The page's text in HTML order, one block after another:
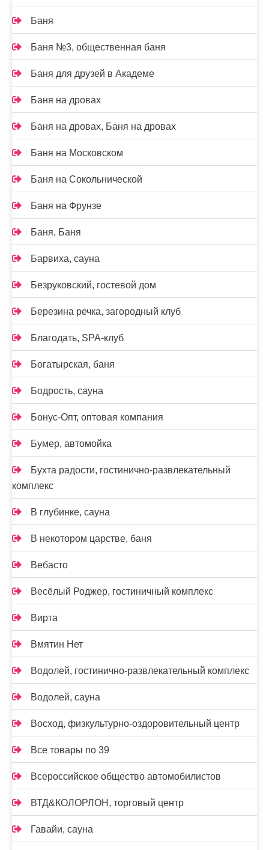
Баня
Баня №3, общественная баня
Баня для друзей в Академе
Баня на дровах
Баня на дровах, Баня на дровах
Баня на Московском
Баня на Сокольнической
Баня на Фрунзе
Баня, Баня
Барвиха, сауна
Безруковский, гостевой дом
Березина речка, загородный клуб
Благодать, SPA-клуб
Богатырская, баня
Бодрость, сауна
Бонус-Опт, оптовая компания
Бумер, автомойка
Бухта радости, гостинично-развлекательный
комплекс
В глубинке, сауна
В некотором царстве, баня
Вебасто
Весёлый Роджер, гостиничный комплекс
Вирта
Вмятин Нет
Водолей, гостинично-развлекательный комплекс
Водолей, сауна
Восход, физкультурно-оздоровительный центр
Все товары по 39
Всероссийское общество автомобилистов
ВТД&КОЛОРЛОН, торговый центр
Гавайи, сауна